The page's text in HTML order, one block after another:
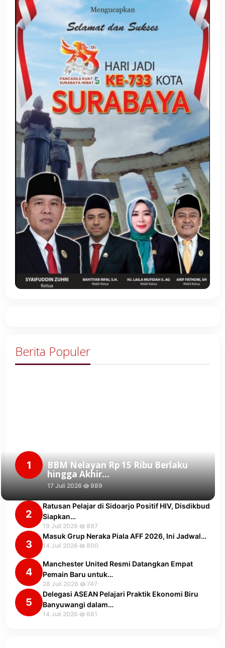
Berita Populer
1 BBM Nelayan Rp 15 Ribu Berlaku
hingga Akhir…
17 Juli 2026 989
2
Ratusan Pelajar di Sidoarjo Positif HIV, Disdikbud
Siapkan…
19 Juli 2026 897
3
Masuk Grup Neraka Piala AFF 2026, Ini Jadwal…
14 Juli 2026 800
4
Manchester United Resmi Datangkan Empat
Pemain Baru untuk…
28 Juli 2026 747
5
Delegasi ASEAN Pelajari Praktik Ekonomi Biru
Banyuwangi dalam…
14 Juli 2026 681